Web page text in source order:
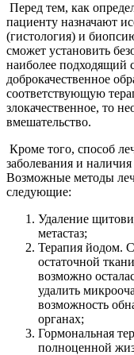
Перед тем, как
пациенту назначают
(гистология) и
сможет установить
наиболее подходящий
доброкачественное
соответствующую
злокачественное, то
вмешательство.
Кроме того, способ
заболевания и
Возможные методы
следующие:
Удаление
метастаз;
Терапия йодом.
остаточной
возможно
удалить
возможность
органах;
Гормональная
полноценной